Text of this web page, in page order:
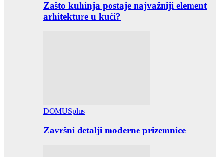
Zašto kuhinja postaje najvažniji element
arhitekture u kući?
DOMUSplus
Završni detalji moderne prizemnice